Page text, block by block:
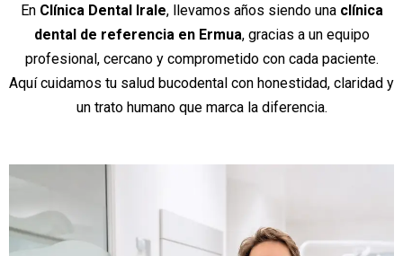
En Clínica Dental Irale, llevamos años siendo una clínica
dental de referencia en Ermua, gracias a un equipo
profesional, cercano y comprometido con cada paciente.
Aquí cuidamos tu salud bucodental con honestidad, claridad y
un trato humano que marca la diferencia.